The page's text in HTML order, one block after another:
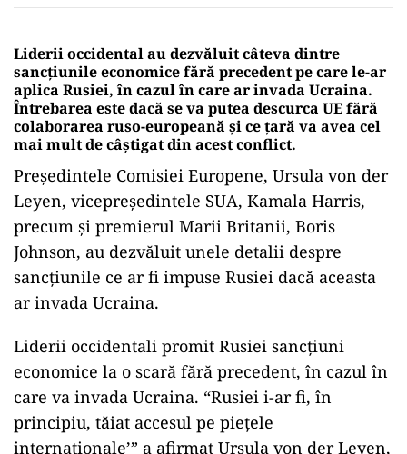
Liderii occidental au dezvăluit câteva dintre
sancțiunile economice fără precedent pe care le-ar
aplica Rusiei, în cazul în care ar invada Ucraina.
Întrebarea este dacă se va putea descurca UE fără
colaborarea ruso-europeană și ce țară va avea cel
mai mult de câștigat din acest conflict.
Preşedintele Comisiei Europene, Ursula von der
Leyen, vicepreşedintele SUA, Kamala Harris,
precum și premierul Marii Britanii, Boris
Johnson, au dezvăluit unele detalii despre
sancţiunile ce ar fi impuse Rusiei dacă aceasta
ar invada Ucraina.
Liderii occidentali promit Rusiei sancțiuni
economice la o scară fără precedent, în cazul în
care va invada Ucraina. “Rusiei i-ar fi, în
principiu, tăiat accesul pe pieţele
internaţionale’” a afirmat Ursula von der Leyen,